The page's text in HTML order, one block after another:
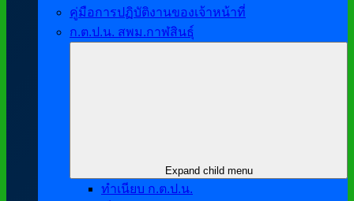
คู่มือการปฏิบัติงานของเจ้าหน้าที่
ก.ต.ป.น. สพม.กาฬสินธุ์
Expand child menu
ทำเนียบ ก.ต.ป.น.